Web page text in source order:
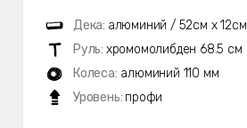
Дека: алюминий / 52см х 12см
Руль: хромомолибден 68.5 см
Колеса: алюминий 110 мм
Уровень: профи